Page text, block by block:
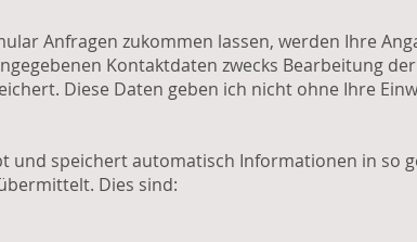
Anfragen zukommen lassen, werden Ihre
Kontaktdaten zwecks Bearbeitung
Diese Daten geben ich nicht ohne Ihre
und speichert automatisch Informationen in so
Dies sind: